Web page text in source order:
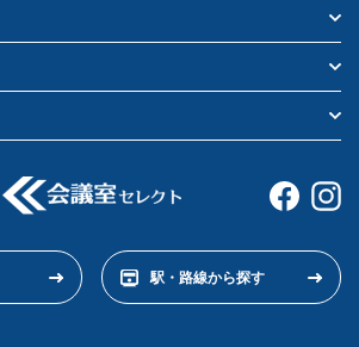
駅・路線から探す